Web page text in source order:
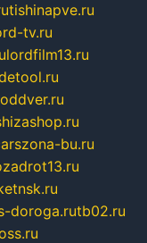
tishinapve.ru
tv.ru
lordfilm13.ru
bu.ru
doroga.rutb02.ru